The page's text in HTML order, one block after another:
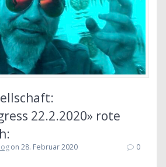
22.2.2020» rote
on 28. Februar 2020 0